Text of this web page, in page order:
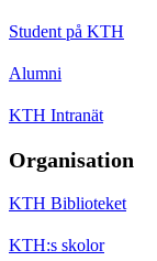
Student på KTH
Alumni
KTH Intranät
Organisation
KTH Biblioteket
KTH:s skolor